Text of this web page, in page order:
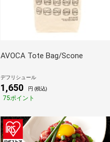
AVOCA Tote Bag/Scone
デフリシュール
1,650 円 (税込)
75ポイント